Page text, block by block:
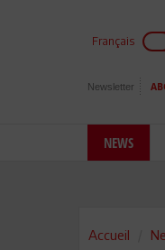
Français
Newsletter
NEWS
Accueil